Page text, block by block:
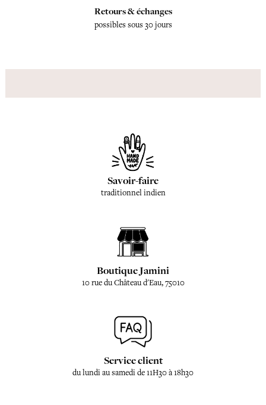
Retours & échanges
possibles sous 30 jours
Savoir-faire
traditionnel indien
Boutique Jamini
10 rue du Château d'Eau, 75010
Service client
du lundi au samedi de 11H30 à 18h30